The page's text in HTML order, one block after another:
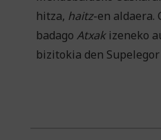
hitza, haitz-en aldaera.
badago Atxakizeneko
bizitokia den